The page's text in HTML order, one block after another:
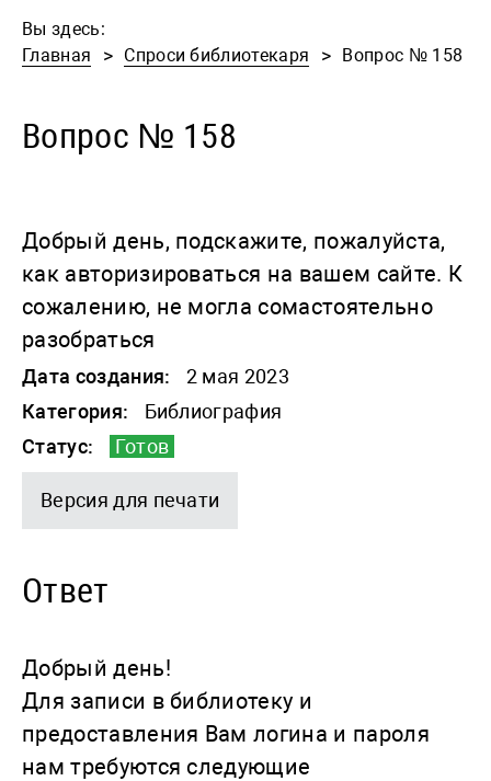
Вы здесь:
Главная
Спроси библиотекаря Вопрос № 158
Вопрос № 158
Добрый день, подскажите, пожалуйста,
как авторизироваться на вашем сайте. К
сожалению, не могла сомастоятельно
разобраться
Дата создания:
2 мая 2023
Категория:
Библиография
Статус:
Готов
Версия для печати
Ответ
Добрый день!
Для записи в библиотеку и
предоставления Вам логина и пароля
нам требуются следующие